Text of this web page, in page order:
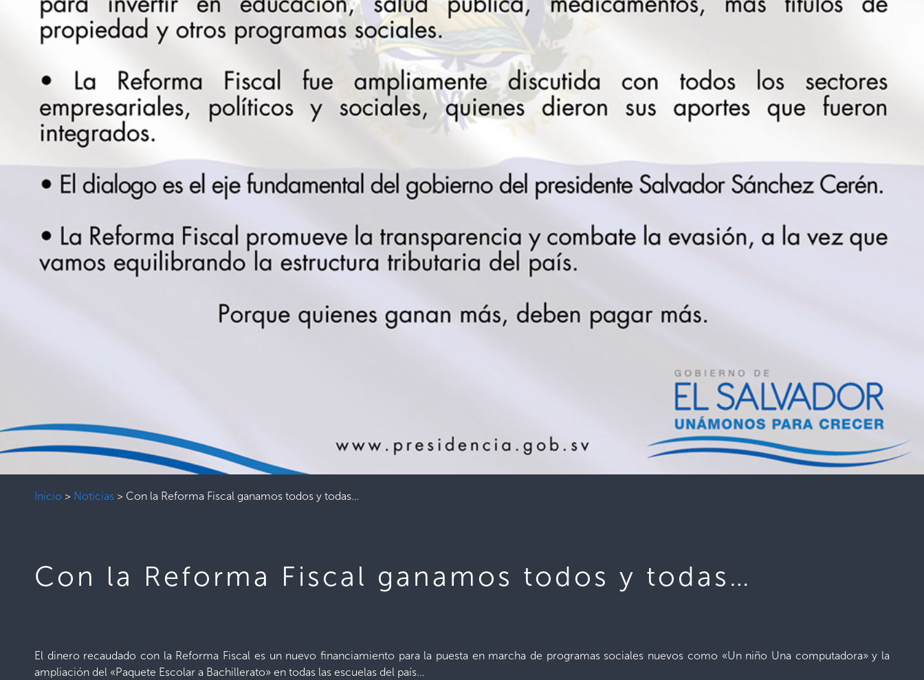
Inicio > Noticias > Con la Reforma Fiscal ganamos todos y todas…
Con la Reforma Fiscal ganamos todos y todas…
El dinero recaudado con la Reforma Fiscal es un nuevo financiamiento para la puesta en marcha de programas sociales nuevos como «Un niño Una computadora» y la
ampliación del «Paquete Escolar a Bachillerato» en todas las escuelas del país…